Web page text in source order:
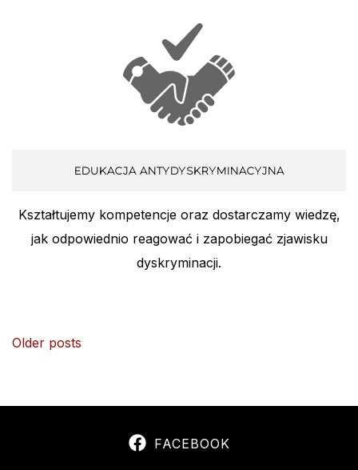
EDUKACJA ANTYDYSKRYMINACYJNA
Kształtujemy kompetencje oraz dostarczamy wiedzę,
jak odpowiednio reagować i zapobiegać zjawisku
dyskryminacji.
Posts
Older posts
FACEBOOK